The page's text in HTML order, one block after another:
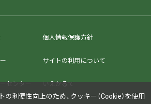
個人情報保護方針
サイトの利用について
センター いえかるて
の利便性向上のため、クッキー（Cookie）を使用